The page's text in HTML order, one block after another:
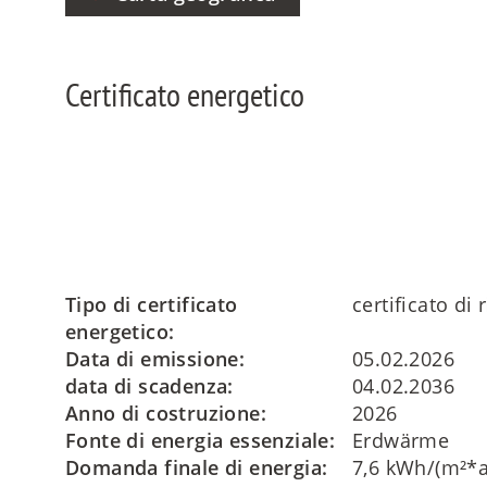
Certificato energetico
Tipo di certificato
energetico:
certificato di
Data di emissione:
05.02.2026
data di scadenza:
04.02.2036
Anno di costruzione:
2026
Fonte di energia essenziale:
Erdwärme
Domanda finale di energia:
7,6 kWh/